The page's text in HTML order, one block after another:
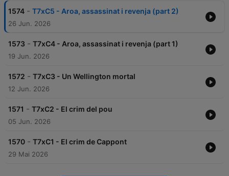
1574 - T7xC5 - Aroa, assassinat i revenja (part 2)
26 Jun. 2026
1573 - T7xC4 - Aroa, assassinat i revenja (part 1)
19 Jun. 2026
1572 - T7xC3 - Un Wellington mortal
12 Jun. 2026
1571 - T7xC2 - El crim del pou
05 Jun. 2026
1570 - T7xC1 - El crim de Cappont
29 Mai 2026